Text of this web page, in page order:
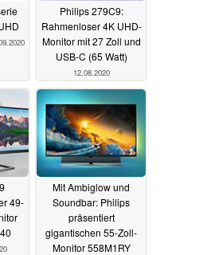
Philips 279C9:
Rahmenloser 4K UHD-
Monitor mit 27 Zoll und
USB-C (65 Watt)
12.08.2020
49-
Mit Ambiglow und
Soundbar: Philips
präsentiert
gigantischen 55-Zoll-
Monitor 558M1RY